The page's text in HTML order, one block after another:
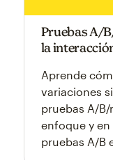
Pruebas A/
la
Aprende
variaciones
pruebas A/
enfoque y en
pruebas A/B